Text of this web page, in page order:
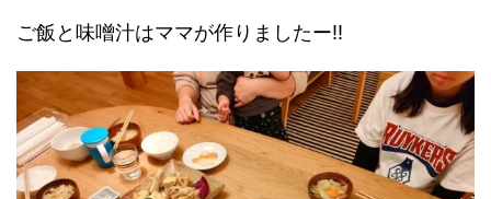
ご飯と味噌汁はママが作りましたー!!